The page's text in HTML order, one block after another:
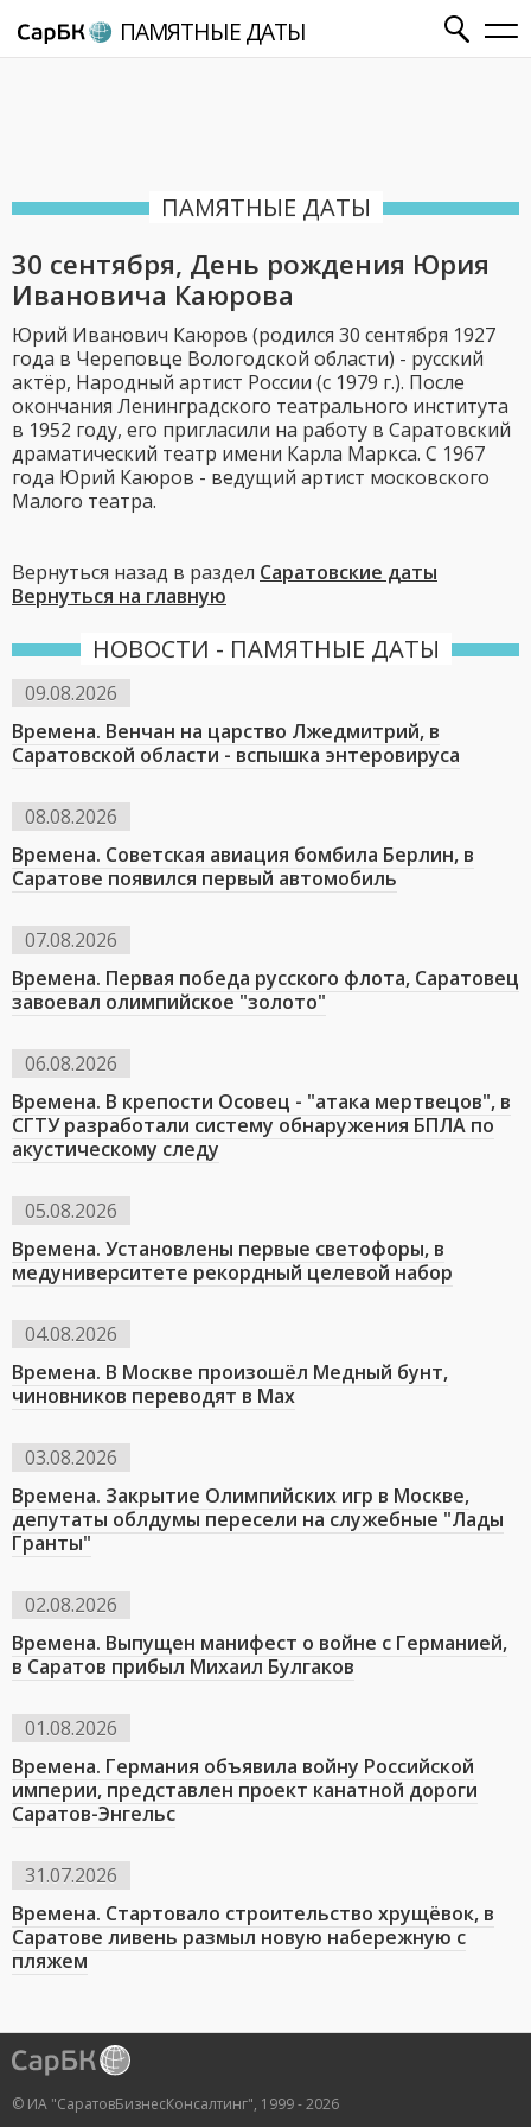
ПАМЯТНЫЕ ДАТЫ
ПАМЯТНЫЕ ДАТЫ
30 сентября, День рождения Юрия
Ивановича Каюрова
Юрий Иванович Каюров (родился 30 сентября 1927
года в Череповце Вологодской области) - русский
актёр, Народный артист России (с 1979 г.). После
окончания Ленинградского театрального института
в 1952 году, его пригласили на работу в Саратовский
драматический театр имени Карла Маркса. С 1967
года Юрий Каюров - ведущий артист московского
Малого театра.
Вернуться назад в раздел Саратовские даты
Вернуться на главную
НОВОСТИ - ПАМЯТНЫЕ ДАТЫ
09.08.2026
Времена. Венчан на царство Лжедмитрий, в
Саратовской области - вспышка энтеровируса
08.08.2026
Времена. Советская авиация бомбила Берлин, в
Саратове появился первый автомобиль
07.08.2026
Времена. Первая победа русского флота, Саратовец
завоевал олимпийское "золото"
06.08.2026
Времена. В крепости Осовец - "атака мертвецов", в
СГТУ разработали систему обнаружения БПЛА по
акустическому следу
05.08.2026
Времена. Установлены первые светофоры, в
медуниверситете рекордный целевой набор
04.08.2026
Времена. В Москве произошёл Медный бунт,
чиновников переводят в Мах
03.08.2026
Времена. Закрытие Олимпийских игр в Москве,
депутаты облдумы пересели на служебные "Лады
Гранты"
02.08.2026
Времена. Выпущен манифест о войне с Германией,
в Саратов прибыл Михаил Булгаков
01.08.2026
Времена. Германия объявила войну Российской
империи, представлен проект канатной дороги
Саратов-Энгельс
31.07.2026
Времена. Стартовало строительство хрущёвок, в
Саратове ливень размыл новую набережную с
пляжем
© ИА "СаратовБизнесКонсалтинг", 1999 - 2026